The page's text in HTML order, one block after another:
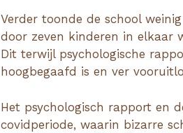
Verder toonde de school
door zeven kinderen in elkaar
Dit terwijl psychologische
hoogbegaafd is en ver
Het psychologisch rapport en
covidperiode, waarin bizarre